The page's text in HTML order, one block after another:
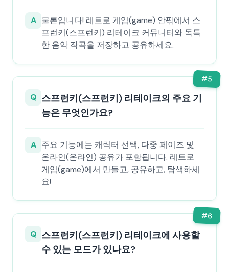
A 물론입니다! 레트로 게임(game) 안팎에서 스
프런키(스프런키) 리테이크 커뮤니티와 독특
한 음악 작곡을 저장하고 공유하세요.
#5
Q 스프런키(스프런키) 리테이크의 주요 기
능은 무엇인가요?
A 주요 기능에는 캐릭터 선택, 다중 페이즈 및
온라인(온라인) 공유가 포함됩니다. 레트로
게임(game)에서 만들고, 공유하고, 탐색하세
요!
#6
Q 스프런키(스프런키) 리테이크에 사용할
수 있는 모드가 있나요?